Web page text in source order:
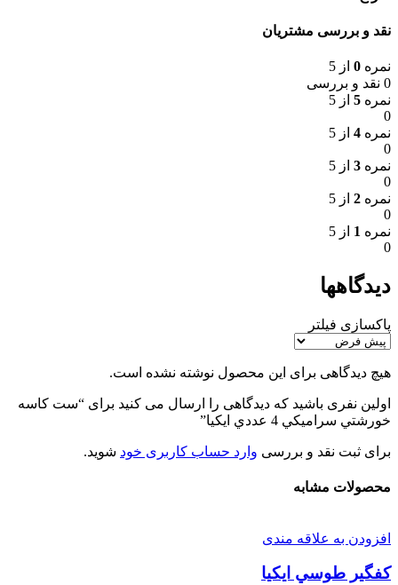
نقد و بررسی مشتریان
نمره 0 از 5
0 نقد و بررسی
نمره 5 از 5
0
نمره 4 از 5
0
نمره 3 از 5
0
نمره 2 از 5
0
نمره 1 از 5
0
دیدگاهها
پاکسازی فیلتر
هیچ دیدگاهی برای این محصول نوشته نشده است.
اولین نفری باشید که دیدگاهی را ارسال می کنید برای “ست كاسه
خورشتي سراميكي 4 عددي ايكيا”
برای ثبت نقد و بررسی وارد حساب کاربری خود شوید.
محصولات مشابه
افزودن به علاقه مندی
كفگير طوسي ايكيا